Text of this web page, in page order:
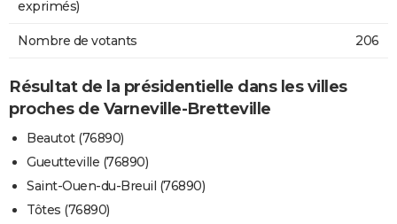
exprimés)
Nombre de votants 206
Résultat de la présidentielle dans les villes
proches de Varneville-Bretteville
Beautot (76890)
Gueutteville (76890)
Saint-Ouen-du-Breuil (76890)
Tôtes (76890)